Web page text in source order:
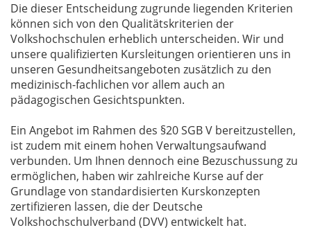
Die dieser Entscheidung zugrunde liegenden Kriterien
können sich von den Qualitätskriterien der
Volkshochschulen erheblich unterscheiden. Wir und
unsere qualifizierten Kursleitungen orientieren uns in
unseren Gesundheitsangeboten zusätzlich zu den
medizinisch-fachlichen vor allem auch an
pädagogischen Gesichtspunkten.
Ein Angebot im Rahmen des §20 SGB V bereitzustellen,
ist zudem mit einem hohen Verwaltungsaufwand
verbunden. Um Ihnen dennoch eine Bezuschussung zu
ermöglichen, haben wir zahlreiche Kurse auf der
Grundlage von standardisierten Kurskonzepten
zertifizieren lassen, die der Deutsche
Volkshochschulverband (DVV) entwickelt hat.